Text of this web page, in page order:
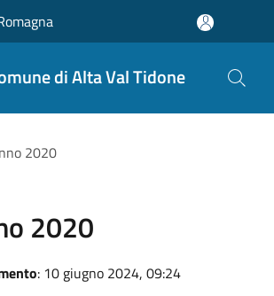
di Alta Val Tidone
2020
2020
: 10 giugno 2024, 09:24